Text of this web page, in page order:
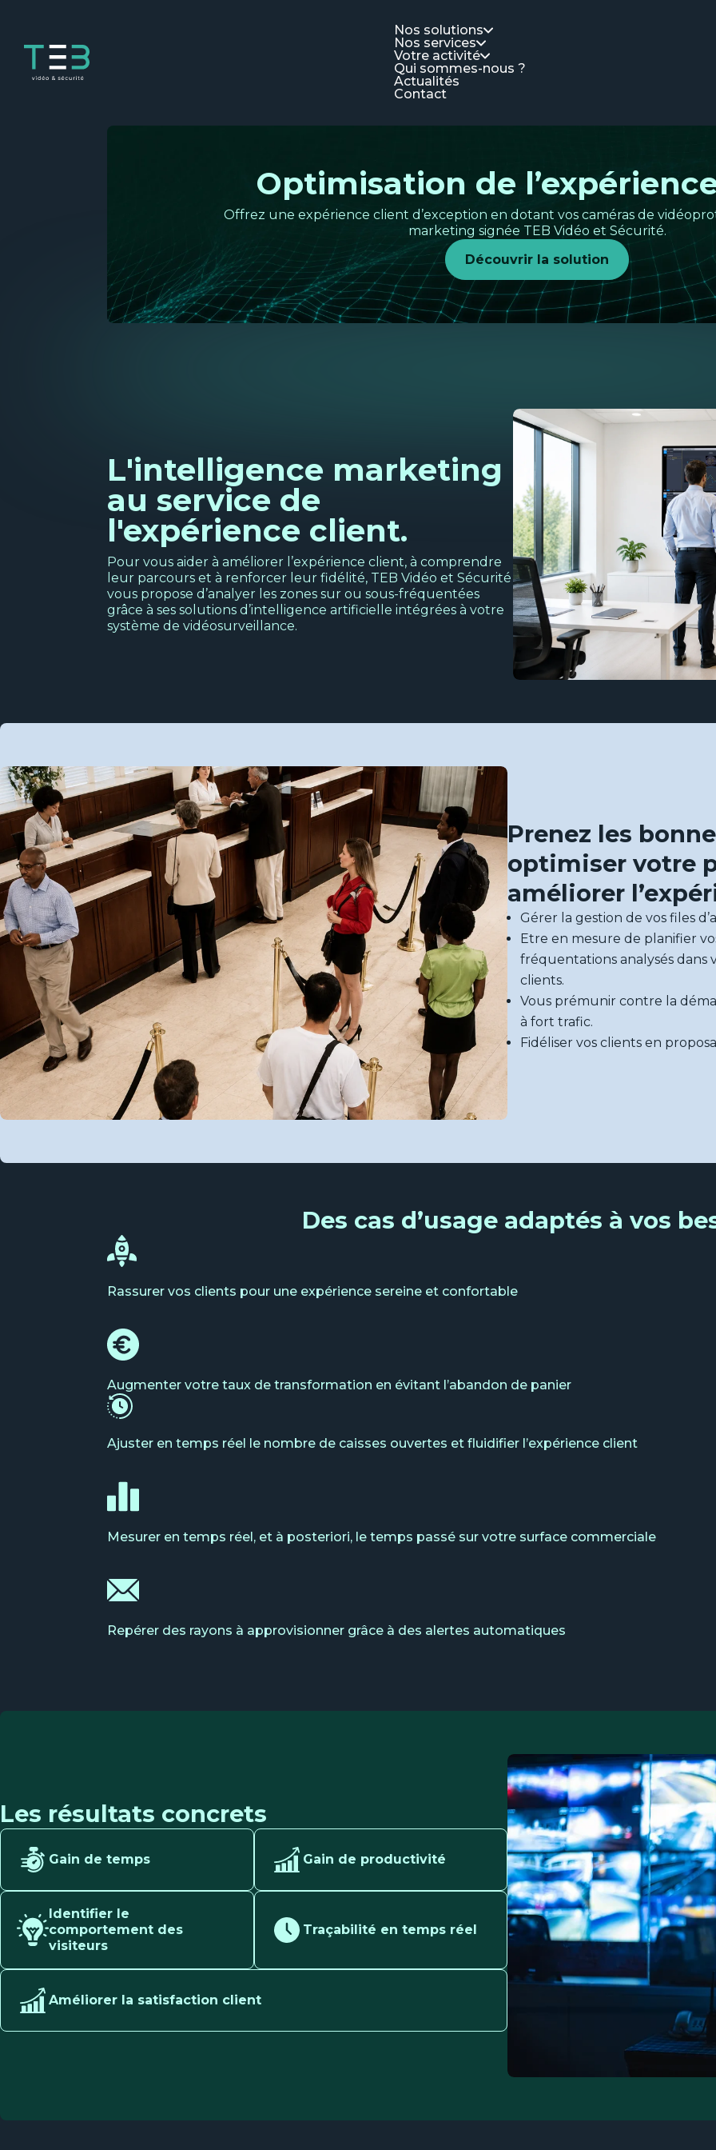
Nos solutions
Nos services
Votre activité
Qui sommes-nous ?
Actualités
Contact
Optimisation de
Offrez une expérience client d’exception en dotant vos caméras de
marketing signée TEB Vidéo et Sécurité.
Découvrir la solution
L'intelligence marketing
au service de
l'expérience client.
Pour vous aider à améliorer l’expérience client, à comprendre
leur parcours et à renforcer leur fidélité, TEB Vidéo et Sécurité
vous propose d’analyer les zones sur ou sous-fréquentées
grâce à ses solutions d’intelligence artificielle intégrées à votre
système de vidéosurveillance.
Prenez les
optimiser votre
améliorer
Gérer la gestion de vos files
Etre en mesure de planifier
fréquentations analysés dans
clients.
Vous prémunir contre la
à fort trafic.
Fidéliser vos clients en
Des cas d’usage adaptés à vos
Rassurer vos clients pour une expérience sereine et confortable
Augmenter votre taux de transformation en évitant l’abandon de panier
Ajuster en temps réel le nombre de caisses ouvertes et fluidifier l’expérience client
Mesurer en temps réel, et à posteriori, le temps passé sur votre surface commerciale
Repérer des rayons à approvisionner grâce à des alertes automatiques
Les résultats concrets
Gain de temps Gain de productivité
Identifier le
comportement des
visiteurs
Traçabilité en temps réel
Améliorer la satisfaction client